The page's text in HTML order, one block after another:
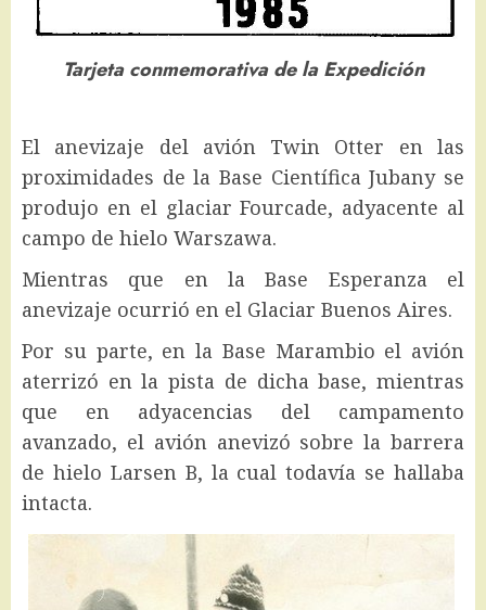
Tarjeta conmemorativa de la Expedición
El anevizaje del avión Twin Otter en las
proximidades de la Base Científica Jubany se
produjo en el glaciar Fourcade, adyacente al
campo de hielo Warszawa.
Mientras que en la Base Esperanza el
anevizaje ocurrió en el Glaciar Buenos Aires.
Por su parte, en la Base Marambio el avión
aterrizó en la pista de dicha base, mientras
que en adyacencias del campamento
avanzado, el avión anevizó sobre la barrera
de hielo Larsen B, la cual todavía se hallaba
intacta.